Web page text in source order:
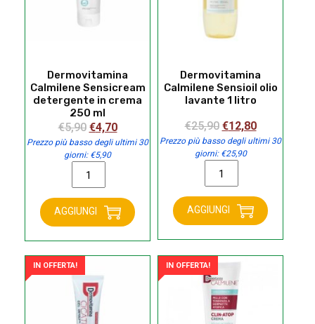
Dermovitamina
Calmilene Sensicream
detergente in crema
250 ml
€5,90 Il
prezzo
originale
era:
€4,70Il
prezzo
Prezzo più basso degli ultimi 30
giorni: €5,90
Dermovitamina
Sensicream
detergente
in
250
ml
quantità
AGGIUNGI
Dermovitamina
Calmilene Sensioil olio
lavante 1 litro
€25,90 Il
prezzo
originale
era:
€12,80Il
prezzo
Prezzo più basso degli ultimi 30
giorni: €25,90
Dermovitamina
Sensioil
olio
lavante
litro
quantità
AGGIUNGI
IN OFFERTA! IN OFFERTA!